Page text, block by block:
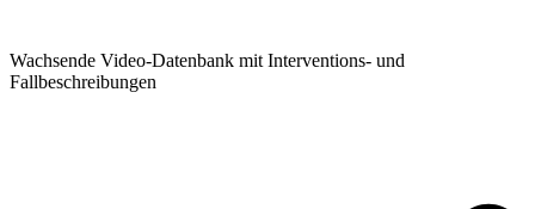
Wachsende Video-Datenbank mit Interventions- und
Fallbeschreibungen